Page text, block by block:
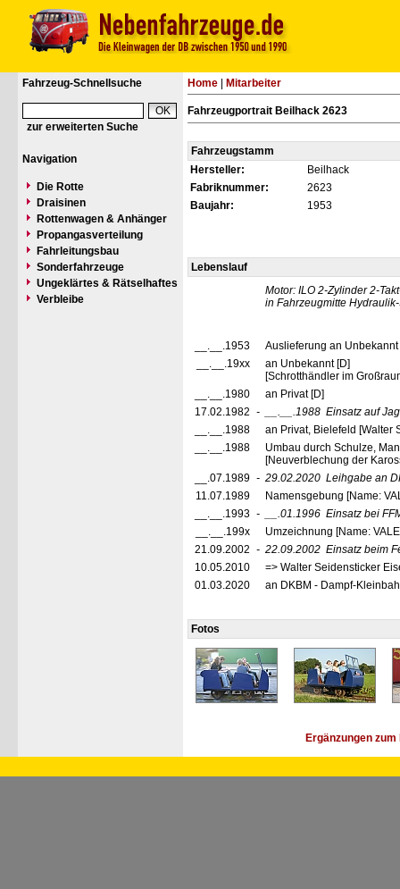
Fahrzeug-Schnellsuche
zur erweiterten Suche
Navigation
Die Rotte
Draisinen
Rottenwagen & Anhänger
Propangasverteilung
Fahrleitungsbau
Sonderfahrzeuge
Ungeklärtes & Rätselhaftes
Verbleibe
Home Mitarbeiter
Fahrzeugportrait Beilhack 2623
Fahrzeugstamm
Hersteller:
Beilhack
Fabriknummer:
2623
Baujahr:
1953
Lebenslauf
Motor: ILO 2-Zylinder 2-
in Fahrzeugmitte
__.__.1953
Auslieferung an
__.__.19xx
an Unbekannt [D]
[Schrotthändler im
__.__.1980
an Privat [D]
17.02.1982 - __.__.1988 Einsatz auf
__.__.1988
an Privat, Bielefeld [Walter
__.__.1988
Umbau durch Schulze,
[Neuverblechung der
__.07.1989 - 29.02.2020 Leihgabe an
11.07.1989
Namensgebung [Name:
__.__.1993 - __.01.1996 Einsatz bei
__.__.199x
Umzeichnung [Name:
21.09.2002 - 22.09.2002 Einsatz beim
10.05.2010
=> Walter Seidensticker
01.03.2020
an DKBM - Dampf-
Fotos
Ergänzungen